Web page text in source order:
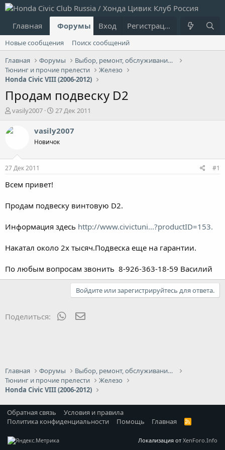
Главная Форумы Что нового?
Вход Регистрация
Новые сообщения
Поиск сообщений
Главная
Форумы
Выбор, ремонт, обслуживание и эксплуатация
Тюнинг и прочие прелести
Железо
Honda Civic VIII (2006-2012)
Продам подвеску D2
А
т
е
м
ы
vasily2007
Д
т
н
27 Дек 2011
vasily2007
Новичок
27 Дек 2011 #1
Всем привет!
Продам подвеску винтовую D2.
Информация здесь http://www.civictuni...?productID=153.
Накатал около 2х тысяч.Подвеска еще на гарантии.
По любым вопросам звонить 8-926-363-18-59 Василий
Войдите или зарегистрируйтесь для ответа.
Поделиться: WhatsApp
Главная Форумы
Выбор, ремонт, обслуживание и эксплуатация
Тюнинг и прочие прелести
Железо
Honda Civic VIII (2006-2012)
Обратная связь
Условия и правила
Политика конфиденциальности
Помощь Главная
R
Локализация от XenForo.Info